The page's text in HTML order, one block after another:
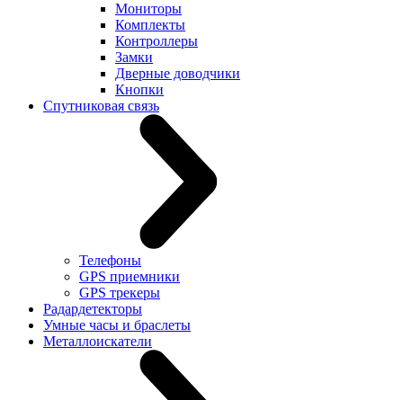
Мониторы
Комплекты
Контроллеры
Замки
Дверные доводчики
Кнопки
Спутниковая связь
Телефоны
GPS приемники
GPS трекеры
Радардетекторы
Умные часы и браслеты
Металлоискатели